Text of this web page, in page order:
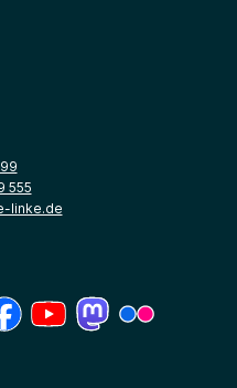
555
linke.de
Fenster)
ein neues Fenster)
öffnet ein neues Fenster)
(Link öffnet ein neues Fenster)
(Link öffnet ein neues
(Link öffnet ein